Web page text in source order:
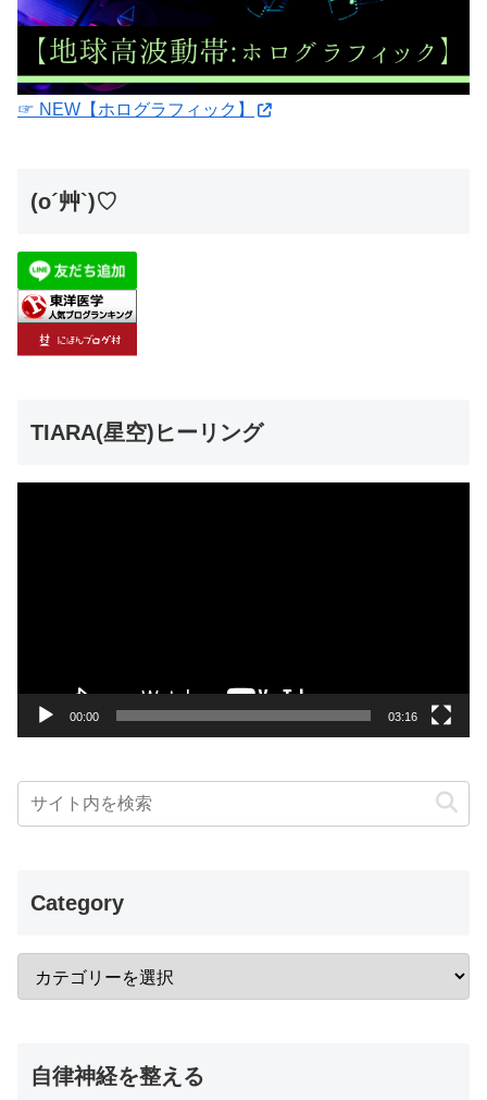
☞ NEW【ホログラフィック】
(o´艸`)♡
TIARA(星空)ヒーリング
00:00 03:16
Category
自律神経を整える